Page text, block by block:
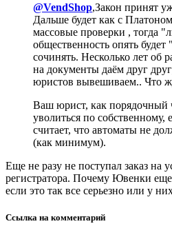
@VendShop,Закон принят
Дальше будет как с
массовые проверки , тогда
общественность опять
сочинять. Несколько лет об
на документы даём друг
юристов вывешиваем.. Что
Ваш юрист, как порядочный
уволиться по собственному,
считает, что автоматы не
(как минимум).
Еще не разу не поступал заказ на
регистратора. Почему Ювенки еще
если это так все серьезно или у
Ссылка на комментарий